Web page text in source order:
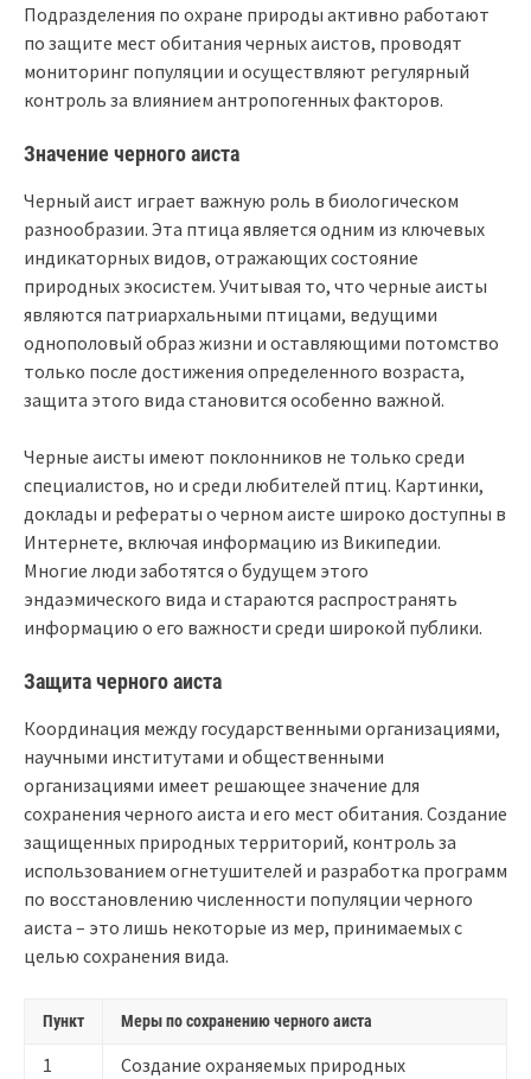
Подразделения по охране природы активно работают
по защите мест обитания черных аистов, проводят
мониторинг популяции и осуществляют регулярный
контроль за влиянием антропогенных факторов.
Значение черного аиста
Черный аист играет важную роль в биологическом
разнообразии. Эта птица является одним из ключевых
индикаторных видов, отражающих состояние
природных экосистем. Учитывая то, что черные аисты
являются патриархальными птицами, ведущими
однополовый образ жизни и оставляющими потомство
только после достижения определенного возраста,
защита этого вида становится особенно важной.
Черные аисты имеют поклонников не только среди
специалистов, но и среди любителей птиц. Картинки,
доклады и рефераты о черном аисте широко доступны в
Интернете, включая информацию из Википедии.
Многие люди заботятся о будущем этого
эндаэмического вида и стараются распространять
информацию о его важности среди широкой публики.
Защита черного аиста
Координация между государственными организациями,
научными институтами и общественными
организациями имеет решающее значение для
сохранения черного аиста и его мест обитания. Создание
защищенных природных территорий, контроль за
использованием огнетушителей и разработка программ
по восстановлению численности популяции черного
аиста – это лишь некоторые из мер, принимаемых с
целью сохранения вида.
Пункт Меры по сохранению черного аиста
1
Создание охраняемых природных